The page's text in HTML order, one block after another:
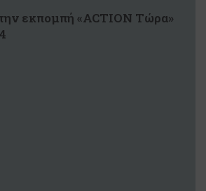
εκπομπή «ACTION Τώρα»